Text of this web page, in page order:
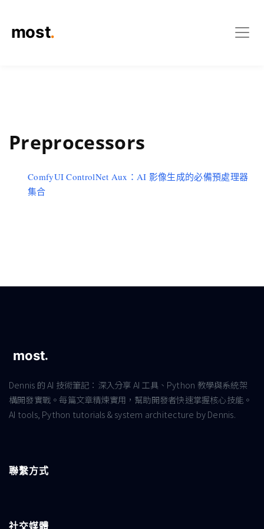
Preprocessors
ComfyUI ControlNet Aux：AI 影像生成的必備預處理器
集合
Dennis 的 AI 技術筆記：深入分享 AI 工具、Python 教學與系統架
構開發實戰。每篇文章精煉實用，幫助開發者快速掌握核心技能。
AI tools, Python tutorials & system architecture by Dennis.
聯繫方式
社交媒體